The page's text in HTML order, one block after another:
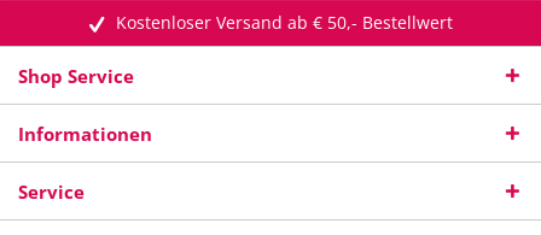
Kostenloser Versand ab € 50,- Bestellwert
Shop Service
Informationen
Service